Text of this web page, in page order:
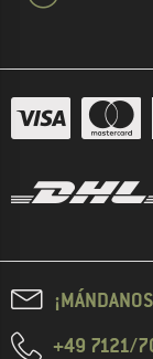
+49 7121/